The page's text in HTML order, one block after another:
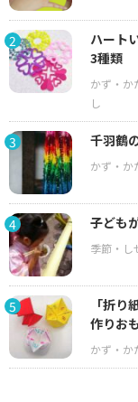
2
ハート
3種類
3 千羽鶴
4 子ども
5
「折
作りお